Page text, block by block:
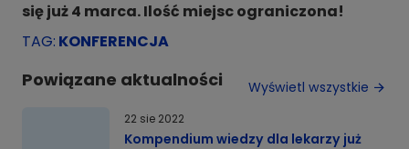
się już 4 marca. Ilość miejsc ograniczona!
TAG: KONFERENCJA
Powiązane aktualności Wyświetl wszystkie
22 sie 2022
Kompendium wiedzy dla lekarzy już